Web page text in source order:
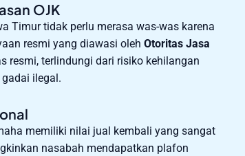
OJK
Timur tidak perlu merasa was-was karena
resmi yang diawasi oleh Otoritas Jasa
resmi, terlindungi dari risiko kehilangan
ilegal.
memiliki nilai jual kembali yang sangat
nasabah mendapatkan plafon